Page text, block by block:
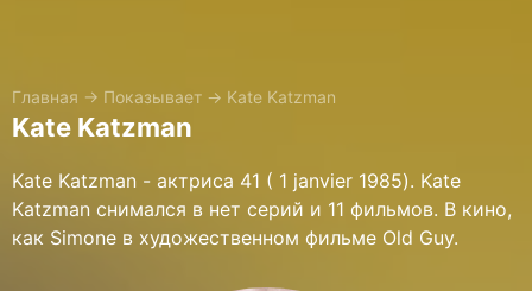
Главная → Показывает → Kate Katzman
Kate Katzman
Kate Katzman - актриса 41 ( 1 janvier 1985). Kate
Katzman снимался в нет серий и 11 фильмов. В кино,
как Simone в художественном фильме Old Guy.